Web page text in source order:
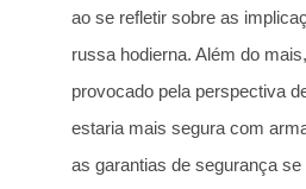
ao se refletir sobre as
russa hodierna. Além do
provocado pela perspectiva
estaria mais segura com
as garantias de segurança